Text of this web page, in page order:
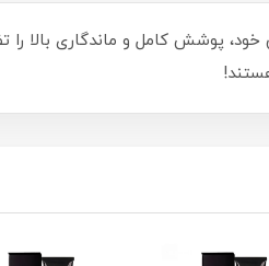
پوشش کامل و ماندگاری بالا را